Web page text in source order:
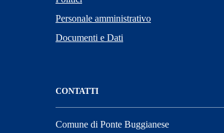
Personale amministrativo
Documenti e Dati
CONTATTI
Comune di Ponte Buggianese